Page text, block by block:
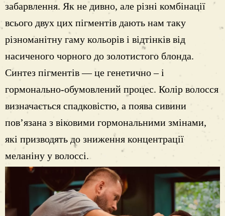
забарвлення. Як не дивно, але різні комбінації
всього двух цих пігментів дають нам таку
різноманітну гаму кольорів і відтінків від
насиченого чорного до золотистого блонда.
Синтез пігментів — це генетично – і
гормонально-обумовлений процес. Колір волосся
визначається спадковістю, а поява сивини
пов’язана з віковими гормональними змінами,
які призводять до зниження концентрації
меланіну у волоссі.